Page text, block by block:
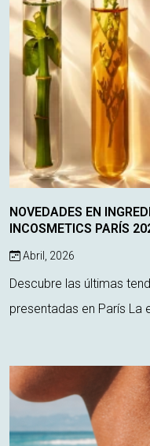
NOVEDADES EN
INCOSMETICS PARÍS
Abril, 2026
Descubre las últimas
presentadas en París La edición 2026 de In-Cosmetics